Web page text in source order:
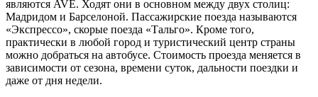
являются AVE. Ходят они в основном между двух столиц:
Мадридом и Барселоной. Пассажирские поезда называются
«Экспрессо», скорые поезда «Тальго». Кроме того,
практически в любой город и туристический центр страны
можно добраться на автобусе. Стоимость проезда меняется в
зависимости от сезона, времени суток, дальности поездки и
даже от дня недели.